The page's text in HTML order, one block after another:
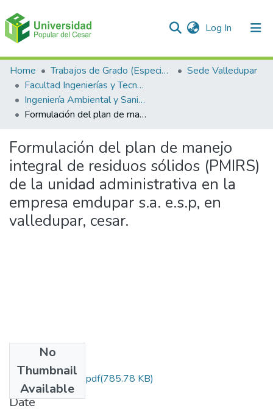
Log In (current)
Communities & Collections
All of DSpace
Statistics
Home Trabajos de Grado (Especializaciones y Pregrados)
Sede Valledupar
Facultad Ingenierías y Tecnologías
Ingeniería Ambiental y Sanitaria.
Formulación del plan de manejo integral de residuos sólidos (PMIRS) de la unidad administrativa en la empresa emdupar s.a. e.s.p, en valledupar, cesar.
Formulación del plan de manejo
integral de residuos sólidos (PMIRS)
de la unidad administrativa en la
empresa emdupar s.a. e.s.p, en
valledupar, cesar.
No
Thumbnail
Available
PitreBarros.2025.pdf(785.78 KB)
Date